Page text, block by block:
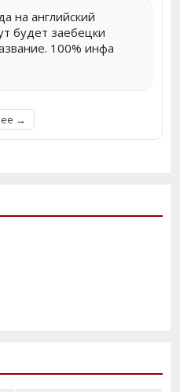
на английский
будет заебецки
100% инфа
→